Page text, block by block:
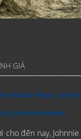
GIÁ
Walker Black
Johnnie Walker.
cho đến nay,